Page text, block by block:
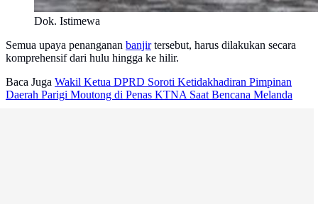
Dok. Istimewa
Semua upaya penanganan banjirtersebut, harus dilakukan secara
komprehensif dari hulu hingga ke hilir.
Baca Juga Wakil Ketua DPRD Soroti Ketidakhadiran Pimpinan
Daerah Parigi Moutong di Penas KTNA Saat Bencana Melanda